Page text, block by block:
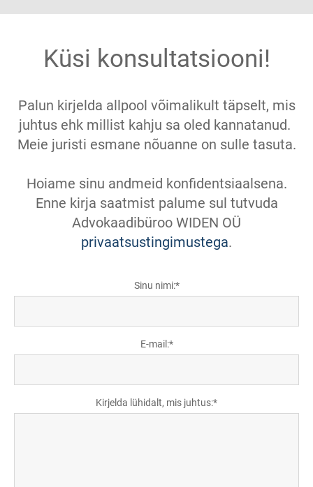
Küsi konsultatsiooni!
Palun kirjelda allpool võimalikult täpselt, mis
juhtus ehk millist kahju sa oled kannatanud.
Meie juristi esmane nõuanne on sulle tasuta.
Hoiame sinu andmeid konfidentsiaalsena.
Enne kirja saatmist palume sul tutvuda
Advokaadibüroo WIDEN OÜ
privaatsustingimustega.
Sinu nimi:
E-mail:
Kirjelda lühidalt, mis juhtus: